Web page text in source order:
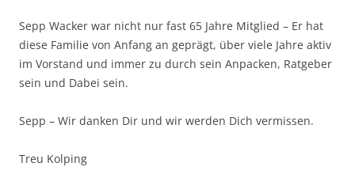
Sepp Wacker war nicht nur fast 65 Jahre Mitglied – Er hat
diese Familie von Anfang an geprägt, über viele Jahre aktiv
im Vorstand und immer zu durch sein Anpacken, Ratgeber
sein und Dabei sein.
Sepp – Wir danken Dir und wir werden Dich vermissen.
Treu Kolping